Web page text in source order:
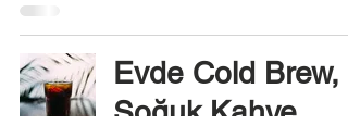
Evde Cold Brew,
Soğuk Kahve